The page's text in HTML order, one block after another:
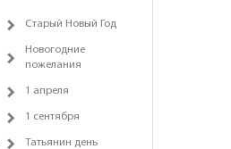
Старый Новый Год
Новогодние
пожелания
1 апреля
1 сентября
Татьянин день